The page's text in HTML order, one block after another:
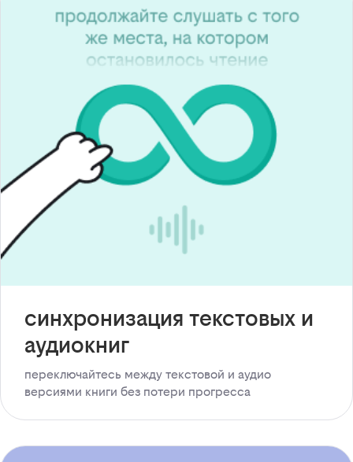
синхронизация текстовых и
аудиокниг
переключайтесь между текстовой и аудио
версиями книги без потери прогресса